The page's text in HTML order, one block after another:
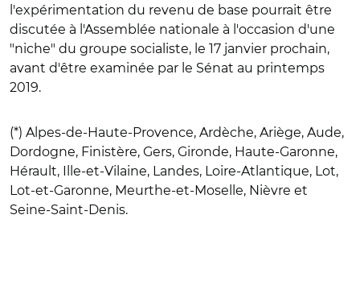
l'expérimentation du revenu de base pourrait être
discutée à l'Assemblée nationale à l'occasion d'une
"niche" du groupe socialiste, le 17 janvier prochain,
avant d'être examinée par le Sénat au printemps
2019.
(*) Alpes-de-Haute-Provence, Ardèche, Ariège, Aude,
Dordogne, Finistère, Gers, Gironde, Haute-Garonne,
Hérault, Ille-et-Vilaine, Landes, Loire-Atlantique, Lot,
Lot-et-Garonne, Meurthe-et-Moselle, Nièvre et
Seine-Saint-Denis.